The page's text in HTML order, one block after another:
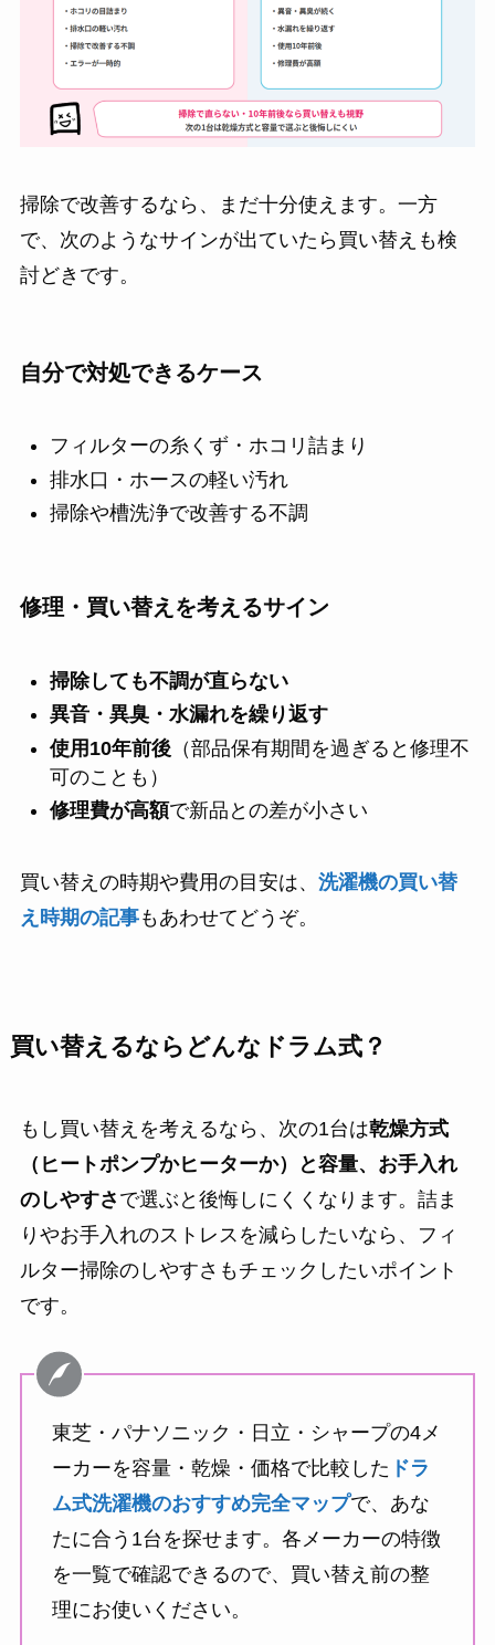
掃除で改善するなら、まだ十分使えます。一方
で、次のようなサインが出ていたら買い替えも検
討どきです。
自分で対処できるケース
フィルターの糸くず・ホコリ詰まり
排水口・ホースの軽い汚れ
掃除や槽洗浄で改善する不調
修理・買い替えを考えるサイン
掃除しても不調が直らない
異音・異臭・水漏れを繰り返す
使用10年前後（部品保有期間を過ぎると修理不
可のことも）
修理費が高額で新品との差が小さい
買い替えの時期や費用の目安は、 洗濯機の買い替
え時期の記事もあわせてどうぞ。
買い替えるならどんなドラム式？
もし買い替えを考えるなら、次の1台は乾燥方式
（ヒートポンプかヒーターか）と容量、お手入れ
のしやすさ で選ぶと後悔しにくくなります。詰ま
りやお手入れのストレスを減らしたいなら、フィ
ルター掃除のしやすさもチェックしたいポイント
です。
東芝・パナソニック・日立・シャープの4メ
ーカーを容量・乾燥・価格で比較した ドラ
ム式洗濯機のおすすめ完全マップで、あな
たに合う1台を探せます。各メーカーの特徴
を一覧で確認できるので、買い替え前の整
理にお使いください。